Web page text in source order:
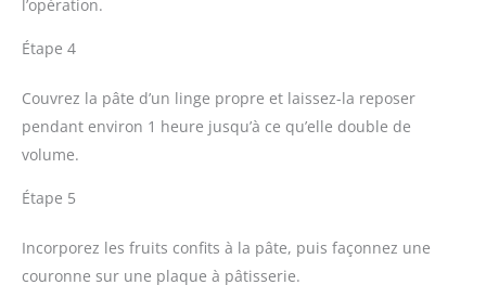
l’opération.
Étape 4
Couvrez la pâte d’un linge propre et laissez-la reposer
pendant environ 1 heure jusqu’à ce qu’elle double de
volume.
Étape 5
Incorporez les fruits confits à la pâte, puis façonnez une
couronne sur une plaque à pâtisserie.